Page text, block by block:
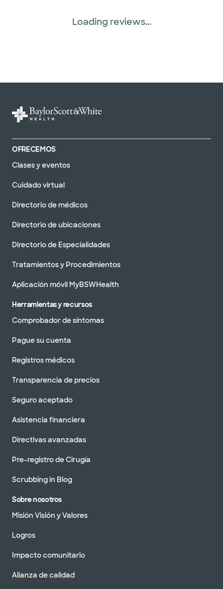
Loading reviews...
OFRECEMOS
Clases y eventos
Cuidado virtual
Directorio de médicos
Directorio de ubicaciones
Directorio de Especialidades
Tratamientos y Procedimientos
Aplicación móvil MyBSWHealth
Herramientas y recursos
Comprobador de síntomas
Pague su cuenta
Registros médicos
Transparencia de precios
Seguro aceptado
Asistencia financiera
Directivas avanzadas
Pre-registro de Cirugía
Scrubbing in Blog
Sobre nosotros
Misión Visión y Valores
Logros
Impacto comunitario
Alianza de calidad